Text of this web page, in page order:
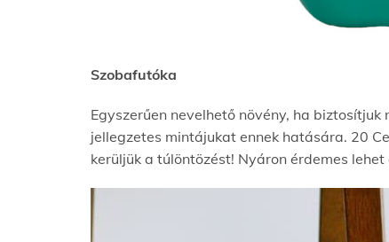
Szobafutóka
Egyszerűen nevelhető növény, ha
jellegzetes mintájukat ennek hatására. 20
kerüljük a túlöntözést! Nyáron érdemes